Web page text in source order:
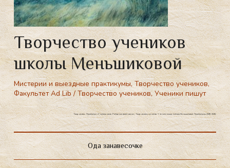
Творчество учеников
школы Меньшиковой
Мистерии и выездные практикумы,Творчество учеников,
Факультет Ad Lib/Творчество учеников,Ученики пишут
Творчество.. Практикум «Уникальность. Рождение твоей магии». Творчество учеников. Ученики пишут. Школа Меньшиковой. Практикумы 2025-2026.
Ода занавесочке